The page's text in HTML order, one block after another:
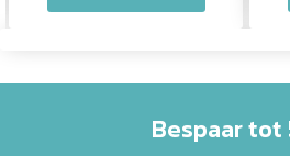
Bespaar tot